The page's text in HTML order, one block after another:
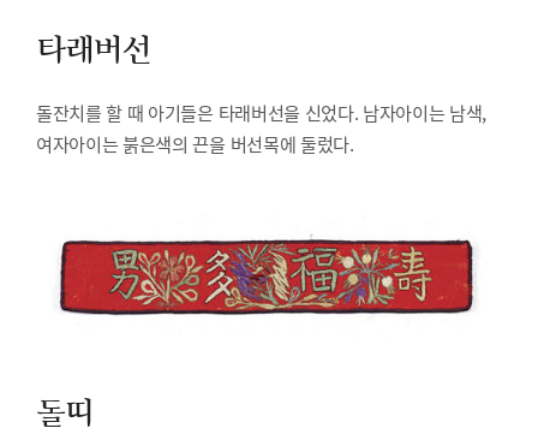
타래버선
돌잔치를 할 때 아기들은 타래버선을 신었다. 남자아이는 남색,
여자아이는 붉은색의 끈을 버선목에 둘렀다.
돌띠